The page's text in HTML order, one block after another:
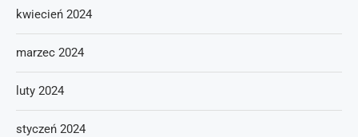
kwiecień 2024
marzec 2024
luty 2024
styczeń 2024